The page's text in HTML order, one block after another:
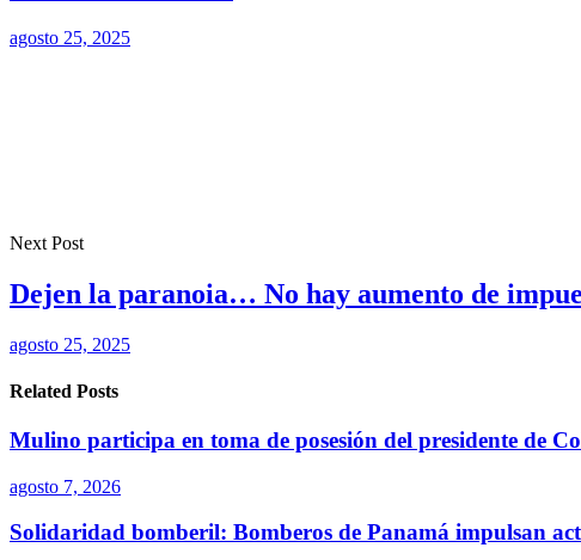
agosto 25, 2025
Next Post
Dejen la paranoia… No hay aumento de
agosto 25, 2025
Related Posts
Mulino participa en toma de posesión del presidente de
agosto 7, 2026
Solidaridad bomberil: Bomberos de Panamá impulsan